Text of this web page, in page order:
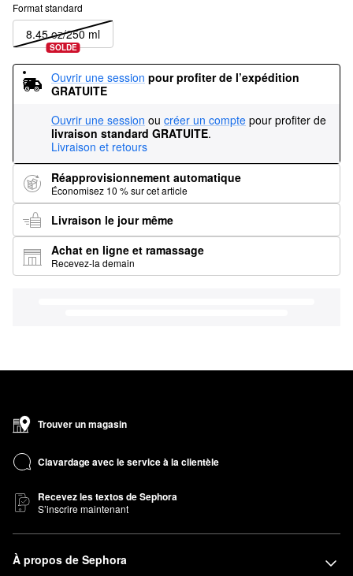
Format standard
8.45 oz/250 ml
SOLDE
Ouvrir une session pour profiter de l’expédition
GRATUITE
Ouvrir une session ou créer un compte pour profiter de
livraison standard GRATUITE.
Livraison et retours
Réapprovisionnement automatique
Économisez 10 % sur cet article
Livraison le jour même
Achat en ligne et ramassage
Recevez-la demain
Trouver un magasin
Clavardage avec le service à la clientèle
Recevez les textos de Sephora
S’inscrire maintenant
À propos de Sephora